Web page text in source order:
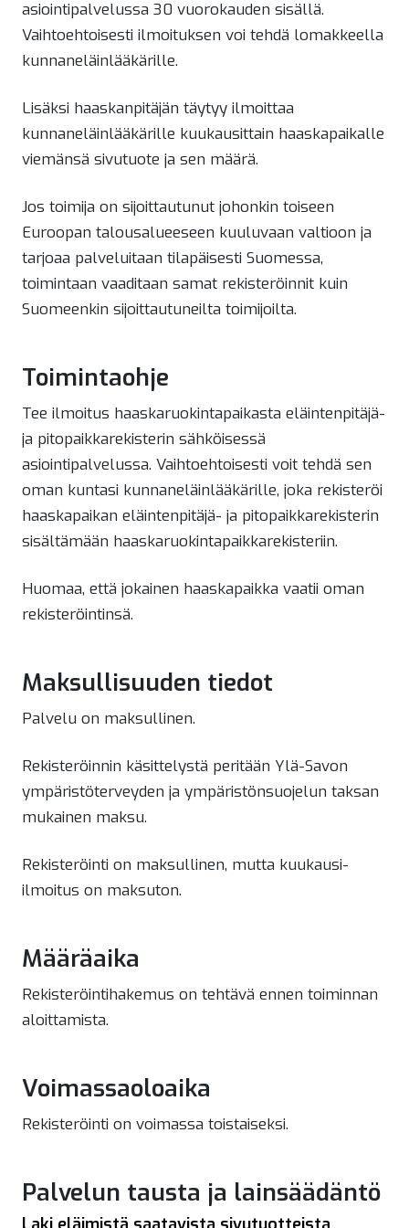
asiointipalvelussa 30 vuorokauden sisällä.
Vaihtoehtoisesti ilmoituksen voi tehdä lomakkeella
kunnaneläinlääkärille.
Lisäksi haaskanpitäjän täytyy ilmoittaa
kunnaneläinlääkärille kuukausittain haaskapaikalle
viemänsä sivutuote ja sen määrä.
Jos toimija on sijoittautunut johonkin toiseen
Euroopan talousalueeseen kuuluvaan valtioon ja
tarjoaa palveluitaan tilapäisesti Suomessa,
toimintaan vaaditaan samat rekisteröinnit kuin
Suomeenkin sijoittautuneilta toimijoilta.
Toimintaohje
Tee ilmoitus haaskaruokintapaikasta eläintenpitäjä-
ja pitopaikkarekisterin sähköisessä
asiointipalvelussa. Vaihtoehtoisesti voit tehdä sen
oman kuntasi kunnaneläinlääkärille, joka rekisteröi
haaskapaikan eläintenpitäjä- ja pitopaikkarekisterin
sisältämään haaskaruokintapaikkarekisteriin.
Huomaa, että jokainen haaskapaikka vaatii oman
rekisteröintinsä.
Maksullisuuden tiedot
Palvelu on maksullinen.
Rekisteröinnin käsittelystä peritään Ylä-Savon
ympäristöterveyden ja ympäristönsuojelun taksan
mukainen maksu.
Rekisteröinti on maksullinen, mutta kuukausi-
ilmoitus on maksuton.
Määräaika
Rekisteröintihakemus on tehtävä ennen toiminnan
aloittamista.
Voimassaoloaika
Rekisteröinti on voimassa toistaiseksi.
Palvelun tausta ja lainsäädäntö